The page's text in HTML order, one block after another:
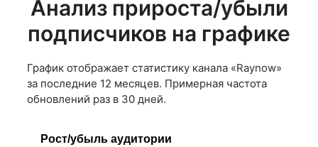
Анализ прироста/убыли
подписчиков на графике
График отображает статистику канала «Raynow»
за последние 12 месяцев. Примерная частота
обновлений раз в 30 дней.
Рост/убыль аудитории